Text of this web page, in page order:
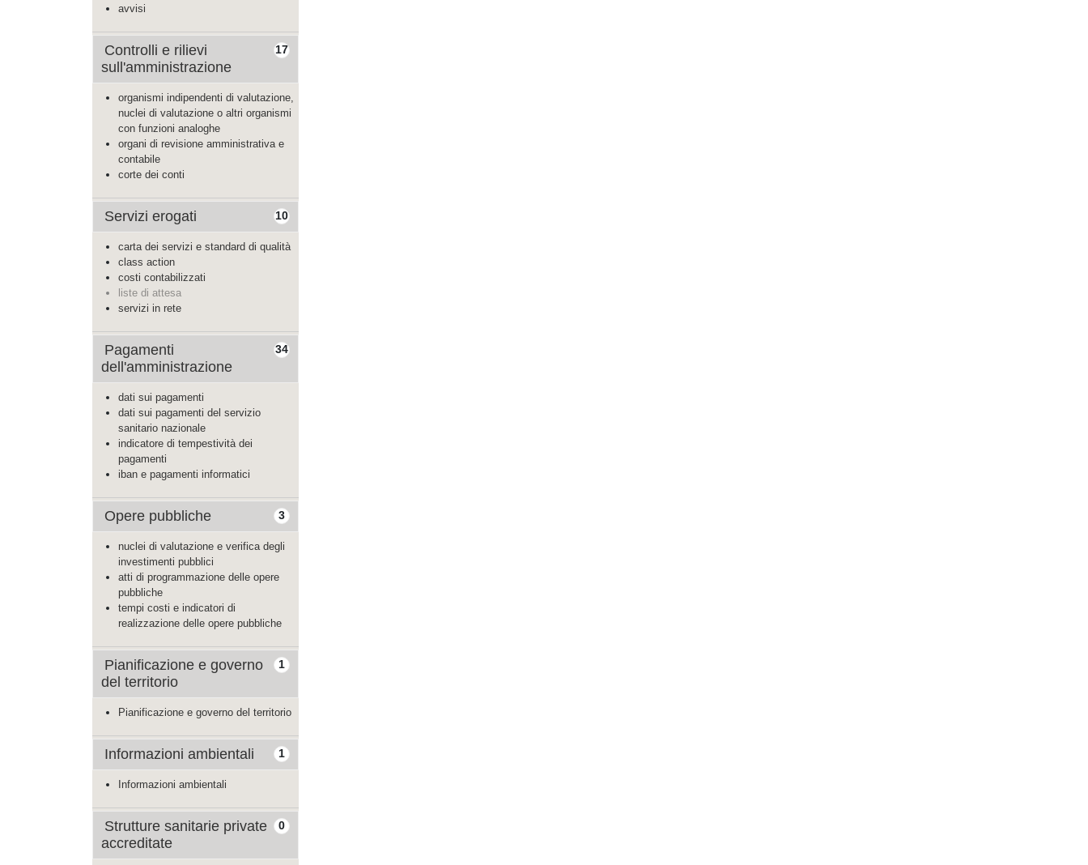
avvisi
17
Controlli e rilievi
sull'amministrazione
organismi indipendenti di valutazione,
nuclei di valutazione o altri organismi
con funzioni analoghe
organi di revisione amministrativa e
contabile
corte dei conti
10
Servizi erogati
carta dei servizi e standard di qualità
class action
costi contabilizzati
liste di attesa
servizi in rete
34
Pagamenti
dell'amministrazione
dati sui pagamenti
dati sui pagamenti del servizio
sanitario nazionale
indicatore di tempestività dei
pagamenti
iban e pagamenti informatici
3
Opere pubbliche
nuclei di valutazione e verifica degli
investimenti pubblici
atti di programmazione delle opere
pubbliche
tempi costi e indicatori di
realizzazione delle opere pubbliche
1
Pianificazione e governo
del territorio
Pianificazione e governo del territorio
1
Informazioni ambientali
Informazioni ambientali
0
Strutture sanitarie private
accreditate